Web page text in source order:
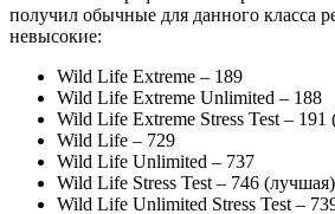
получил обычные для данного класса
невысокие:
Wild Life Extreme – 189
Wild Life Extreme Unlimited – 188
Wild Life Extreme Stress Test –
Wild Life – 729
Wild Life Unlimited – 737
Wild Life Stress Test – 746
Wild Life Unlimited Stress Test –